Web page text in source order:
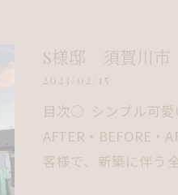
S様邸 須賀川市
2023/02/15
目次○ シンプル可愛
AFTER・BEFORE・
客様で、新築に伴う